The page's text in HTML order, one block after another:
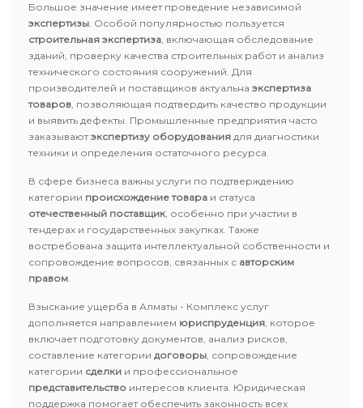
Большое значение имеет проведение независимой
экспертизы. Особой популярностью пользуется
строительная экспертиза, включающая обследование
зданий, проверку качества строительных работ и анализ
технического состояния сооружений. Для
производителей и поставщиков актуальна экспертиза
товаров, позволяющая подтвердить качество продукции
и выявить дефекты. Промышленные предприятия часто
заказываютэкспертизу оборудования для диагностики
техники и определения остаточного ресурса.
В сфере бизнеса важны услуги по подтверждению
категории происхождение товара и статуса
отечественный поставщик, особенно при участии в
тендерах и государственных закупках. Также
востребована защита интеллектуальной собственности и
сопровождение вопросов, связанных с авторским
правом.
Взыскание ущерба в Алматы - Комплекс услуг
дополняется направлением юриспруденция, которое
включает подготовку документов, анализ рисков,
составление категории договоры, сопровождение
категории сделки и профессиональное
представительство интересов клиента. Юридическая
поддержка помогает обеспечить законность всех